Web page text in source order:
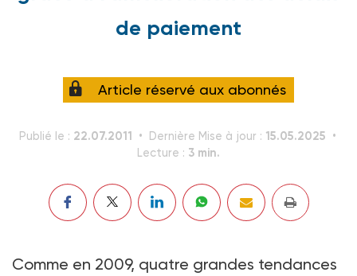
de paiement
Article réservé aux abonnés
Publié le : 22.07.2011 Dernière Mise à jour : 15.05.2025
Lecture : 3 min.
Comme en 2009, quatre grandes tendances